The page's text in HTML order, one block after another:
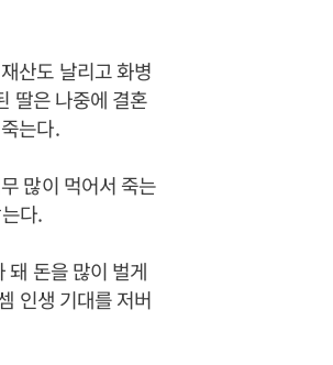
산도 날리고 화병
딸은 나중에 결혼
는다.
많이 먹어서 죽는
다.
돼 돈을 많이 벌게
인생 기대를 저버